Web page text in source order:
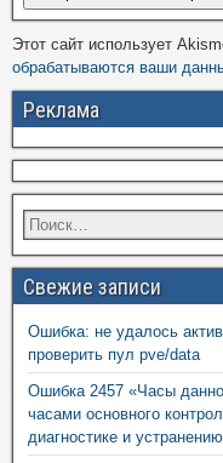
Этот сайт использует
обрабатываются ваши
Реклама
Свежие записи
Ошибка: не удалось
проверить пул pve/data
Ошибка 2457 «Часы
часами основного
диагностике и устранению